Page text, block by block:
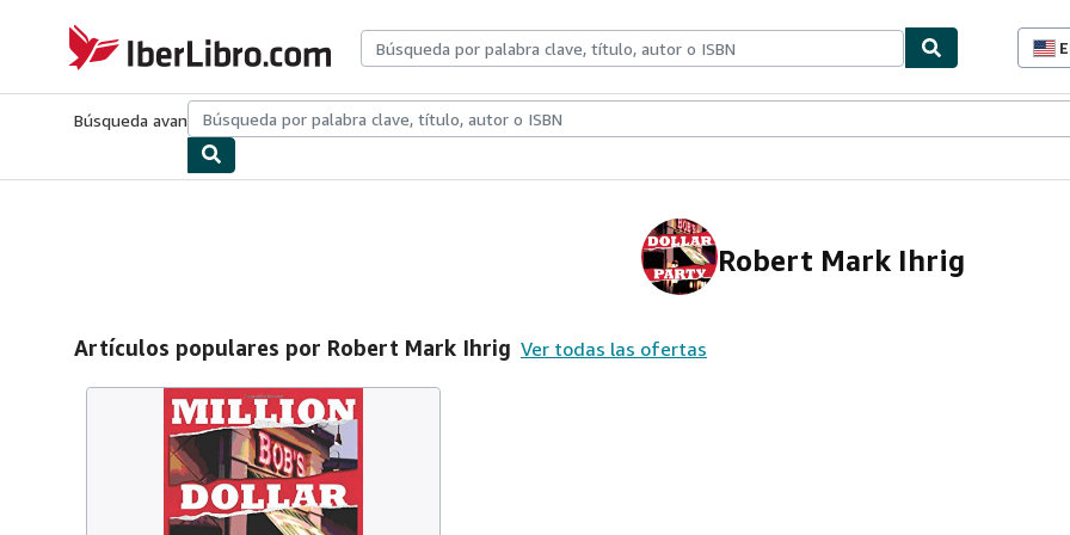
IberLibro.com
Búsqueda avanzadaColecciones Libros antiguosArte y coleccionismo
Robert Mark Ihrig
Artículos populares por Robert Mark Ihrig Ver todas las ofertas